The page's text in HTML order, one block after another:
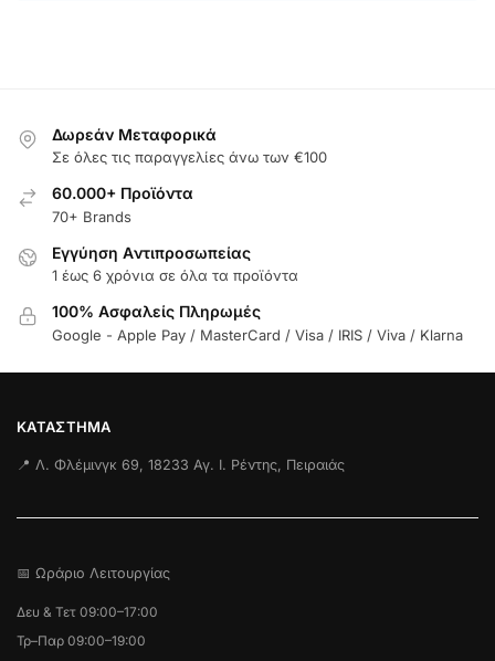
Δωρεάν Μεταφορικά
Σε όλες τις παραγγελίες άνω των €100
60.000+ Προϊόντα
70+ Brands
Εγγύηση Aντιπροσωπείας
1 έως 6 χρόνια σε όλα τα προϊόντα
100% Ασφαλείς Πληρωμές
Google - Apple Pay / MasterCard / Visa / IRIS / Viva / Klarna
ΚΑΤΆΣΤΗΜΑ
📍 Λ. Φλέμινγκ 69, 18233 Αγ. Ι. Ρέντης, Πειραιάς
📅 Ωράριο Λειτουργίας
Δευ & Τετ 09:00–17:00
Τρ–Παρ 09:00–19:00